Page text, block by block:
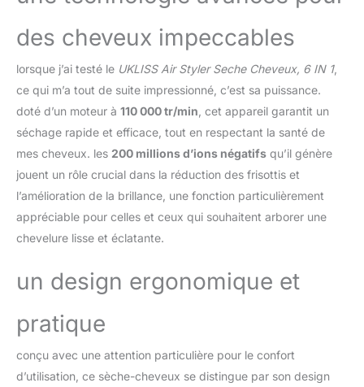
répondre à vos différents
sèche - cheveux ajoute
un diffuseur, la
fonctionnalité est encore
améliorée. Après les
boucles, l'utilisation d'un
boucles plus durables.
Seche Cheveux avec
écran LCD : Équipé de 3
réglages de
vous permet de voir
l'utilisation et de choisir
la bonne température
cheveux + boucle à air!
L'Airstyler permet de
des cheveux impeccables
lorsque j’ai testé le UKLISS Air Styler Seche Cheveux, 6 IN 1,
ce qui m’a tout de suite impressionné, c’est sa puissance.
doté d’un moteur à 110 000 tr/min , cet appareil garantit un
séchage rapide et efficace, tout en respectant la santé de
mes cheveux. les 200 millions d’ions négatifs qu’il génère
jouent un rôle crucial dans la réduction des frisottis et
l’amélioration de la brillance, une fonction particulièrement
appréciable pour celles et ceux qui souhaitent arborer une
chevelure lisse et éclatante.
un design ergonomique et
pratique
conçu avec une attention particulière pour le confort
d’utilisation, ce sèche-cheveux se distingue par son design